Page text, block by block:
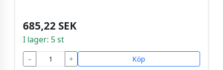
685,22 SEK
I lager: 5 st
− + Köp